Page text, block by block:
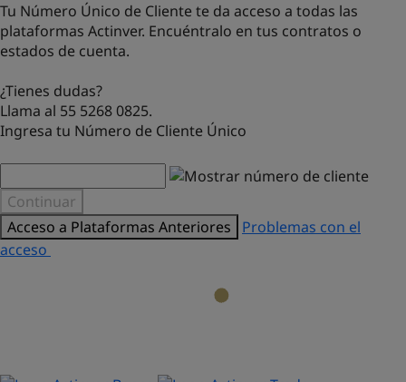
Tu Número Único de Cliente te da acceso a todas las
plataformas Actinver. Encuéntralo en tus contratos o
estados de cuenta.
¿Tienes dudas?
Llama al 55 5268 0825.
Ingresa tu Número de Cliente Único
Continuar
Acceso a Plataformas Anteriores
Problemas con el
acceso